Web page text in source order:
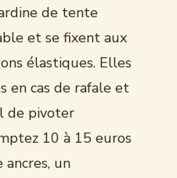
de tente
et se fixent aux
élastiques. Elles
en cas de rafale et
de pivoter
10 à 15 euros
un